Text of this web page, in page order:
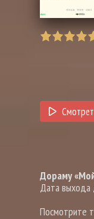
Дораму
Дата выхода
Посмотрите